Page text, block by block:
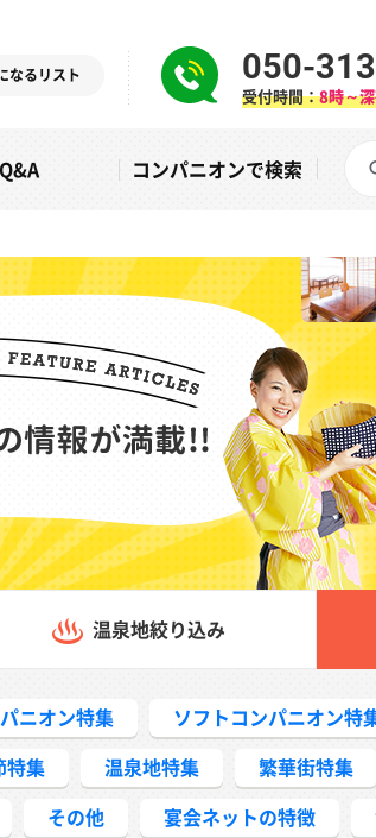
なるリスト 050-
受付時間：8時～
Q&A コンパニオンで検索
温泉地絞り込み
ニオン特集
ソフトコンパニオン特
特集 温泉地特集
繁華街特集
その他 宴会ネットの特徴